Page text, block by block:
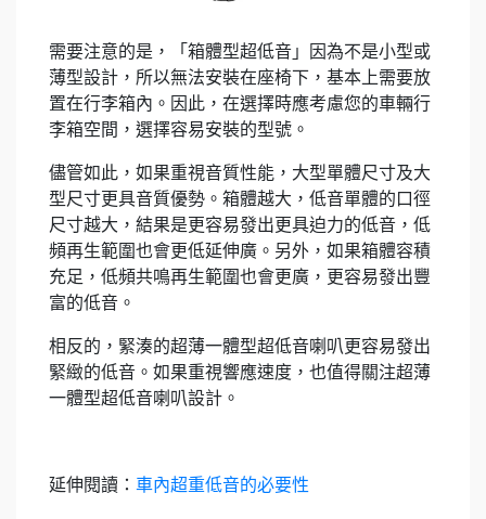
需要注意的是，「箱體型超低音」因為不是小型或
薄型設計，所以無法安裝在座椅下，基本上需要放
置在行李箱內。因此，在選擇時應考慮您的車輛行
李箱空間，選擇容易安裝的型號。
儘管如此，如果重視音質性能，大型單體尺寸及大
型尺寸更具音質優勢。箱體越大，低音單體的口徑
尺寸越大，結果是更容易發出更具迫力的低音，低
頻再生範圍也會更低延伸廣。另外，如果箱體容積
充足，低頻共鳴再生範圍也會更廣，更容易發出豐
富的低音。
相反的，緊湊的超薄一體型超低音喇叭更容易發出
緊緻的低音。如果重視響應速度，也值得關注超薄
一體型超低音喇叭設計。
延伸閱讀： 車內超重低音的必要性